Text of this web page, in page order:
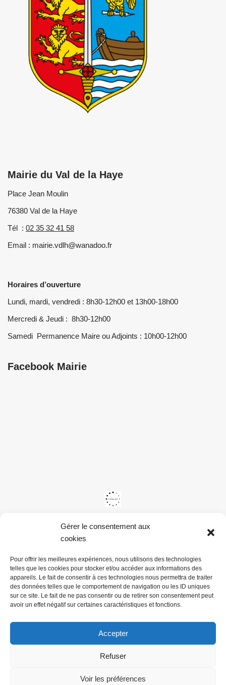
Gérer le consentement aux
cookies
Pour offrir les meilleures expériences, nous utilisons des technologies
telles que les cookies pour stocker et/ou accéder aux informations des
appareils. Le fait de consentir à ces technologies nous permettra de traiter
des données telles que le comportement de navigation ou les ID uniques
sur ce site. Le fait de ne pas consentir ou de retirer son consentement peut
avoir un effet négatif sur certaines caractéristiques et fonctions.
Accepter
Refuser
Voir les préférences
Mairie du Val de la Haye
Place Jean Moulin
76380 Val de la Haye
Tél : 02 35 32 41 58
Email : mairie.vdlh@wanadoo.fr
Horaires d’ouverture
Lundi, mardi, vendredi : 8h30-12h00 et 13h00-18h00
Mercredi & Jeudi : 8h30-12h00
Samedi Permanence Maire ou Adjoints : 10h00-12h00
Facebook Mairie